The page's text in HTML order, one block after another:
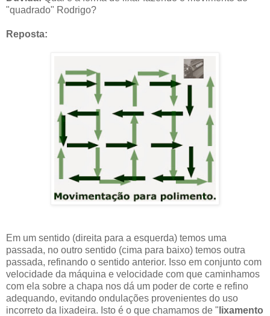
"quadrado" Rodrigo?
Reposta:
Em um sentido (direita para a esquerda) temos uma
passada, no outro sentido (cima para baixo) temos outra
passada, refinando o sentido anterior. Isso em conjunto com
velocidade da máquina e velocidade com que caminhamos
com ela sobre a chapa nos dá um poder de corte e refino
adequando, evitando ondulações provenientes do uso
incorreto da lixadeira. Isto é o que chamamos de " lixamento